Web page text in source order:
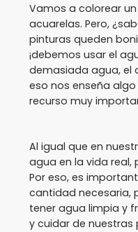
Vamos a colorear
acuarelas. Pero,
pinturas queden
¡debemos usar el
demasiada agua, el
eso nos enseña algo
recurso muy
Al igual que en
agua en la vida real,
Por eso, es
cantidad necesaria,
tener agua limpia y
y cuidar de nuestras